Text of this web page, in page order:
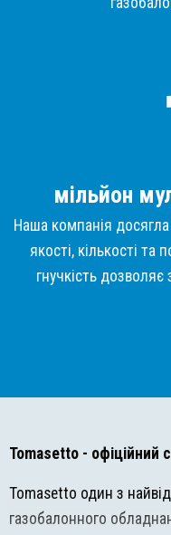
мільйон
Наша компанія досягла
якості, кількості та
гнучкість
Tomasetto - офіційний
Tomasetto один з
газобалонного